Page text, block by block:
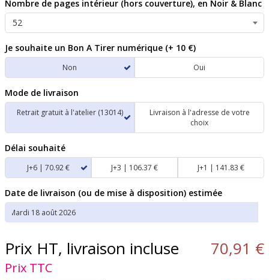
Nombre de pages intérieur (hors couverture), en Noir & Blanc
Je souhaite un Bon A Tirer numérique (+ 10 €)
Non Oui
Mode de livraison
Retrait gratuit à l'atelier (13014)
Livraison à l'adresse de votre
choix
Délai souhaité
J+6 | 70.92 € J+3 | 106.37 € J+1 | 141.83 €
Date de livraison (ou de mise à disposition) estimée
Prix HT, livraison incluse 70,91 €
Prix TTC